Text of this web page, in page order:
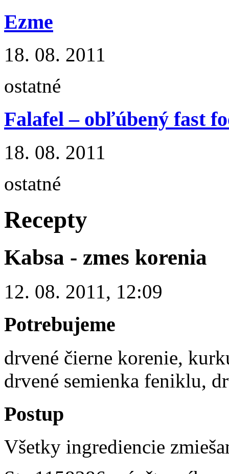
Ezme
18. 08. 2011
ostatné
Falafel – obľúbený fast
18. 08. 2011
ostatné
Recepty
Kabsa - zmes korenia
12. 08. 2011, 12:09
Potrebujeme
drvené čierne korenie,
drvené semienka feniklu,
Postup
Všetky ingrediencie